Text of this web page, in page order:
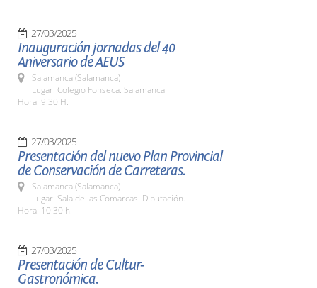
27/03/2025
Inauguración jornadas del 40
Aniversario de AEUS
Salamanca (Salamanca)
Lugar: Colegio Fonseca. Salamanca
Hora: 9:30 H.
27/03/2025
Presentación del nuevo Plan Provincial
de Conservación de Carreteras.
Salamanca (Salamanca)
Lugar: Sala de las Comarcas. Diputación.
Hora: 10:30 h.
27/03/2025
Presentación de Cultur-
Gastronómica.